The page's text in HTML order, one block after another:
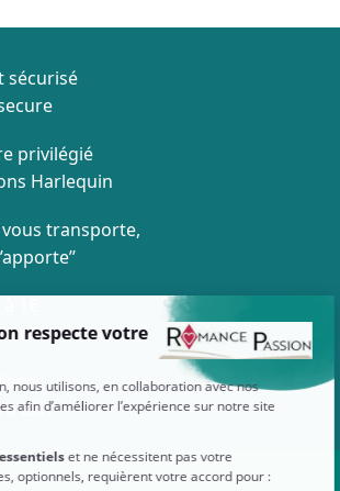
sécurisé
privilégié
Harlequin
vous transporte,
à 20h